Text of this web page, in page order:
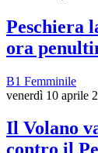
Peschiera
ora
B1 Femminile
venerdì 10 aprile
Il Volano